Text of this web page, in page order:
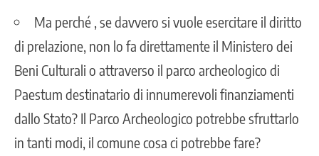
Ma perché , se davvero si vuole esercitare il diritto
di prelazione, non lo fa direttamente il Ministero dei
Beni Culturali o attraverso il parco archeologico di
Paestum destinatario di innumerevoli finanziamenti
dallo Stato? Il Parco Archeologico potrebbe sfruttarlo
in tanti modi, il comune cosa ci potrebbe fare?